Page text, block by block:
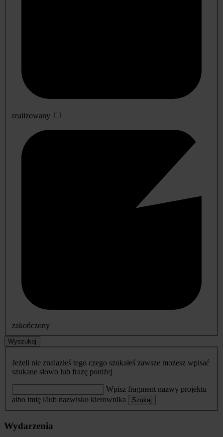
realizowany
zakończony
Wyszukaj
Jeżeli nie znalazłeś tego czego szukałeś zawsze możesz wpisać
szukane słowo lub frazę poniżej
Wpisz fragment nazwy projektu
albo imię i/lub nazwisko kierownika
Szukaj
Wydarzenia